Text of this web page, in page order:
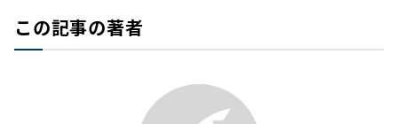
この記事の著者